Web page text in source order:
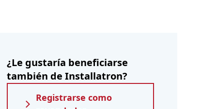
¿Le gustaría beneficiarse
también de Installatron?
Registrarse como